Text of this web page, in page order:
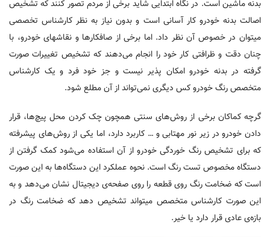
بدنه ماشین است. در نگاه ابتدایی شاید برخی از مردم تصور کنند که تشخیص
اصالت بدنه خودرو کار آسانی است و بدون نیاز به نظر کارشناس تخصصی
میتوان در خصوص آن نظر داد. اما برخی از صافکارها و نقاشهای خودرو، با
چنان دقت و ظرافتی کار خود را انجام می‌دهند که تشخیص تغییرات صورت
گرفته در بدنه خودرو امکان پذیر نیست و جز خود فرد و یک کارشناس
متخصص رنگ خودرو کس دیگری نمی‌تواند از آن مطلع شود.
گرچه کماکان برخی از روش‌های سنتی همچون چک کردن محل پیچ‌ها، قرار
دادن خودرو در زیر نور مهتابی و … کاربرد دارد، اما یکی از روش‌های پیشرفته
که برای تشخیص رنگ خوردگی خودرو از آن استفاده می‌شود کمک گرفتن از
دستگاه مخصوص تست رنگ است. نحوه عملکرد این دستگاه‌ها به این صورت
است که ضخامت رنگ روی قطعه را روی صفحه‌ی دیجیتال نشان می‌دهد و به
این صورت کارشناس متخصص میتواند تشخیص دهد که ضخامت رنگ در
بازه‌ی عادی قرار دارد یا خیر.